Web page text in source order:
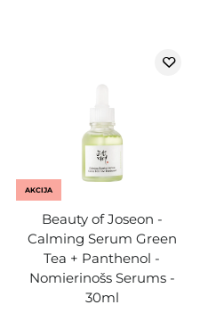
AKCIJA
Beauty of Joseon -
Calming Serum Green
Tea + Panthenol -
Nomierinošs Serums -
30ml